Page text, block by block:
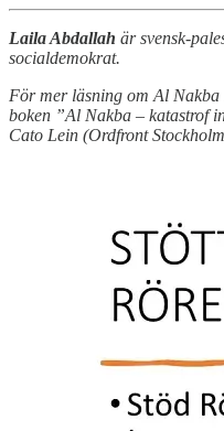
Laila Abdallah är svensk-
socialdemokrat.
För mer läsning om Al
boken ”Al Nakba – katastrof
Cato Lein (Ordfront